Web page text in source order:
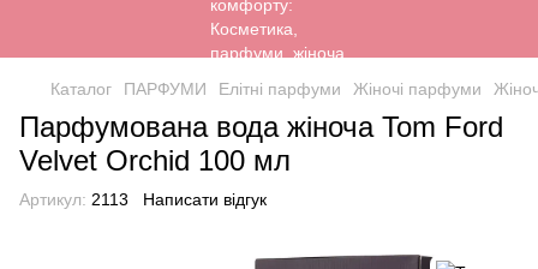
Каталог ПАРФУМИ Елітні парфуми Жіночі парфуми
Парфумована вода жіноча Tom Ford
Velvet Orchid 100 мл
Артикул: 2113 Написати відгук